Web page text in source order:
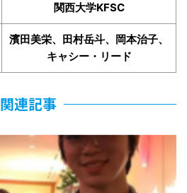
関西大学KFSC
濱田美栄、田村岳斗、岡本治子、
キャシー・リード
関連記事